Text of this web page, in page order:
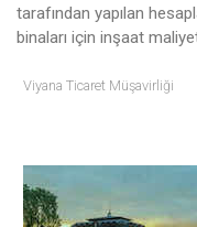
tarafından yapılan
binaları için inşaat
Viyana Ticaret Müşavirliği